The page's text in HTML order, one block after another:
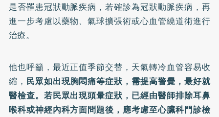
是否罹患冠狀動脈疾病，若確診為冠狀動脈疾病，再
進一步考慮以藥物、氣球擴張術或心血管繞道術進行
治療。
他也呼籲，最近正值季節交替，天氣轉冷血管容易收
縮， 民眾如出現胸悶痛等症狀，需提高警覺，最好就
醫檢查。若民眾出現頭暈症狀，已經由醫師排除耳鼻
喉科或神經內科方面問題後，應考慮至心臟科門診檢